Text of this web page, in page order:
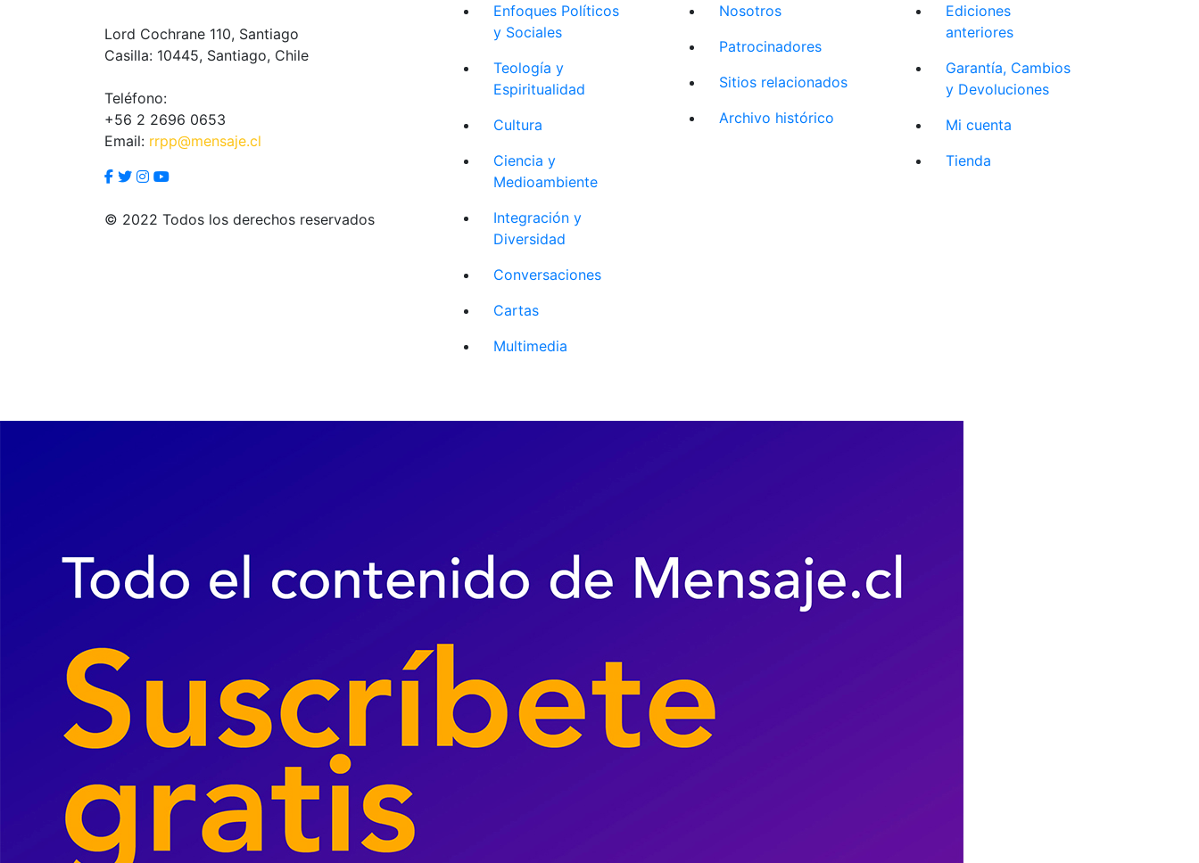
Lord Cochrane 110, Santiago
Casilla: 10445, Santiago, Chile
Teléfono:
+56 2 2696 0653
Email: rrpp@mensaje.cl
© 2022 Todos los derechos reservados
Enfoques Políticos
y Sociales
Teología y
Espiritualidad
Cultura
Ciencia y
Medioambiente
Integración y
Diversidad
Conversaciones
Cartas
Multimedia
Nosotros
Patrocinadores
Sitios relacionados
Archivo histórico
Ediciones
anteriores
Garantía, Cambios
y Devoluciones
Mi cuenta
Tienda